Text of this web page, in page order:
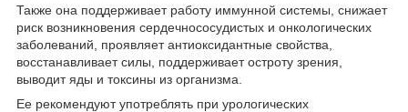
Также она поддерживает работу иммунной системы, снижает
риск возникновения сердечнососудистых и онкологических
заболеваний, проявляет антиоксидантные свойства,
восстанавливает силы, поддерживает остроту зрения,
выводит яды и токсины из организма.
Ее рекомендуют употреблять при урологических